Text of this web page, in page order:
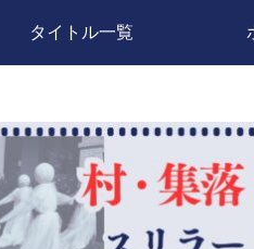
タイトル一覧